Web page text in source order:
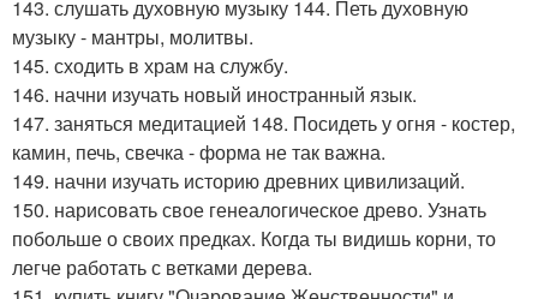
143. слушать духовную музыку 144. Петь духовную
музыку - мантры, молитвы.
145. сходить в храм на службу.
146. начни изучать новый иностранный язык.
147. заняться медитацией 148. Посидеть у огня - костер,
камин, печь, свечка - форма не так важна.
149. начни изучать историю древних цивилизаций.
150. нарисовать свое генеалогическое древо. Узнать
побольше о своих предках. Когда ты видишь корни, то
легче работать с ветками дерева.